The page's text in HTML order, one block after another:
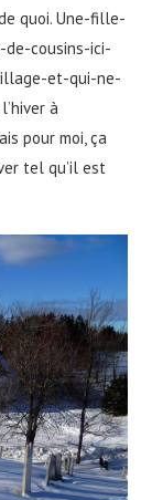
quoi. Une-fille-
de-cousins-ici-
et-qui-ne-
à
pour moi, ça
tel qu’il est